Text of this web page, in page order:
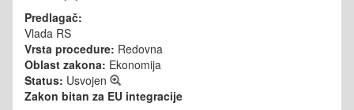
Predlagač:
Vlada RS
Vrsta procedure: Redovna
Oblast zakona: Ekonomija
Status: Usvojen
Zakon bitan za EU integracije